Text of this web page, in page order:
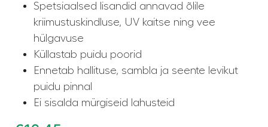
Spetsiaalsed lisandid annavad õlile
kriimustuskindluse, UV kaitse ning vee
hülgavuse
Küllastab puidu poorid
Ennetab hallituse, sambla ja seente levikut
puidu pinnal
Ei sisalda mürgiseid lahusteid